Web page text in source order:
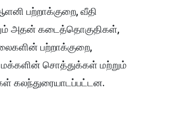
பற்றாக்குறை, வீதி
அதன் கடைத்தொகுதிகள்,
பற்றாக்குறை,
மக்களின் சொத்துக்கள் மற்றும்
கலந்துரையாடப்பட்டன.